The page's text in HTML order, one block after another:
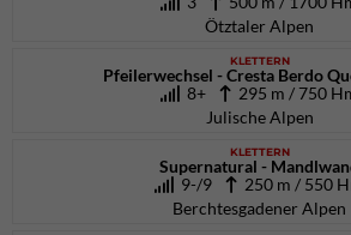
Ötztaler Alpen
KLETTERN
Pfeilerwechsel - Cresta Berdo
8+
295 m / 750
Julische Alpen
KLETTERN
Supernatural -
9-/9
250 m / 550
Berchtesgadener Alpen